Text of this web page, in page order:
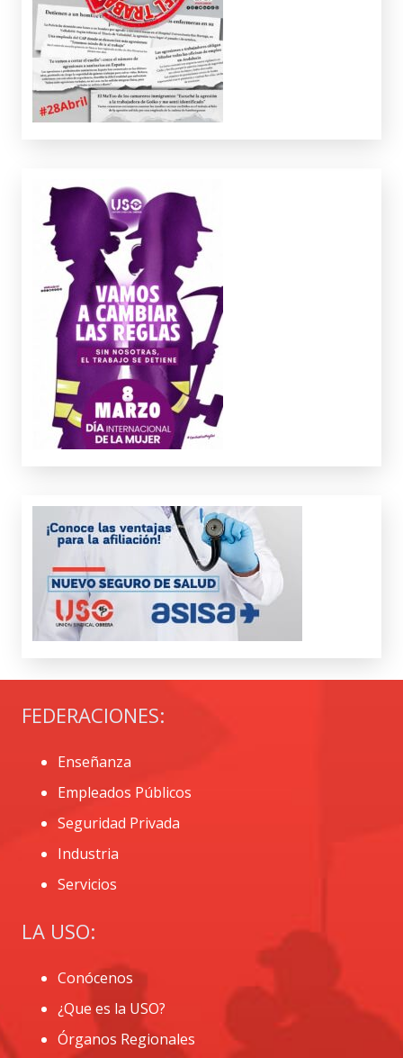
FEDERACIONES:
Enseñanza
Empleados Públicos
Seguridad Privada
Industria
Servicios
LA USO:
Conócenos
¿Que es la USO?
Órganos Regionales